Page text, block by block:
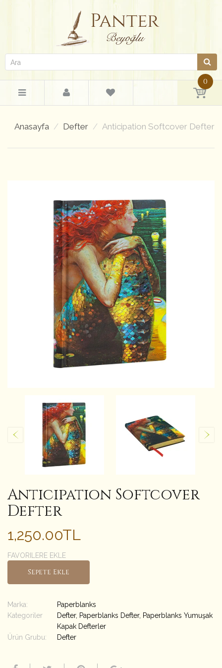
0
Anasayfa Defter Anticipation Softcover Defter
Anticipation Softcover
Defter
1,250.00TL
FAVORILERE EKLE
Sepete Ekle
Marka:
Paperblanks
Kategoriler
Defter, Paperblanks Defter, Paperblanks Yumuşak
Kapak Defterler
Ürün Grubu:
Defter